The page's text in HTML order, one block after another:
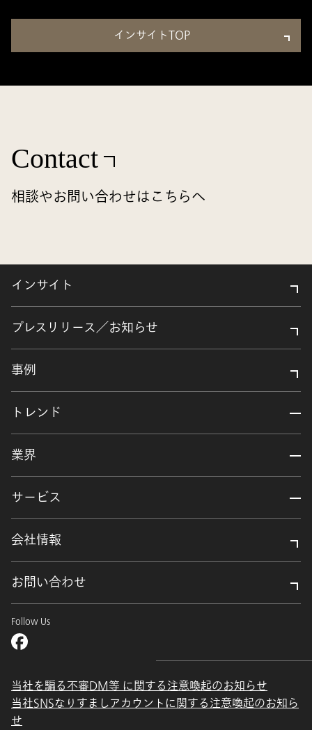
インサイトTOP
Contact
相談やお問い合わせはこちらへ
インサイト
プレスリリース／お知らせ
事例
トレンド
業界
サービス
会社情報
お問い合わせ
Follow Us
当社を騙る不審DM等 に関する注意喚起のお知らせ
当社SNSなりすましアカウントに関する注意喚起のお知ら
せ